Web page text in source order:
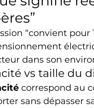
“convient
dans son
vs taille du
correspond au
sans dépasser